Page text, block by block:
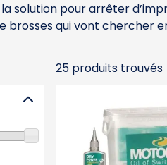
solution pour arrêter
brosses qui vont
spécifique selon la
la chaîne avec ce
avec des résidus de
orientés usage régulier,
cohérentes pour
25 produits trouvés